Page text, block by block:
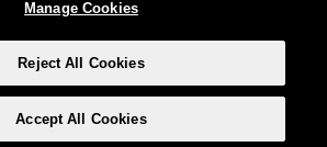
Manage Cookies
Reject All Cookies
Accept All Cookies